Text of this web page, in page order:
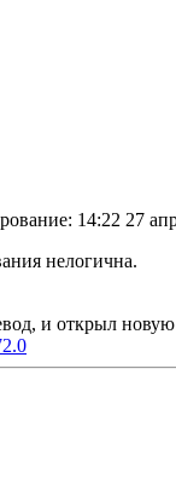
: 14:22 27
нелогична.
и открыл